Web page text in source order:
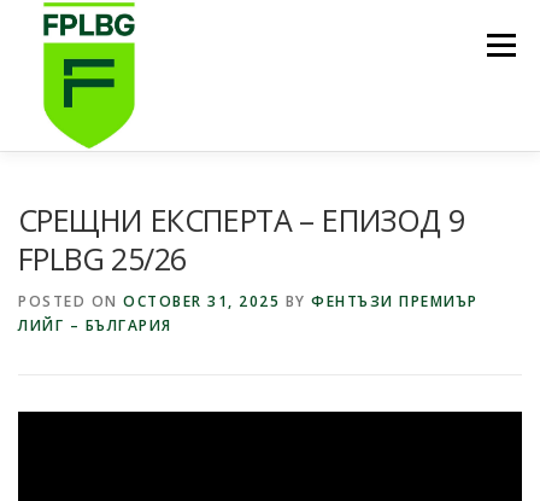
Menu
СРЕЩНИ ЕКСПЕРТА – ЕПИЗОД 9
FPLBG 25/26
POSTED ON OCTOBER 31, 2025 BY ФЕНТЪЗИ ПРЕМИЪР
ЛИЙГ – БЪЛГАРИЯ